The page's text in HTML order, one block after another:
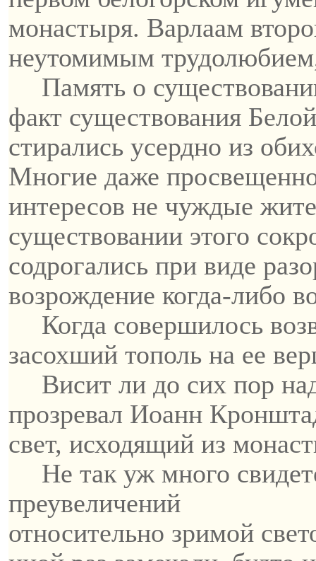
монастыря. Варлаам
неутомимым
Память о
факт существования
стирались усердно из
Многие даже
интересов не чуждые
существовании этого
содрогались при виде
возрождение когда-либо
Когда совершилось
засохший тополь на ее
Висит ли до сих пор
прозревал Иоанн
свет, исходящий из
Не так уж много
преувеличений
относительно зримой